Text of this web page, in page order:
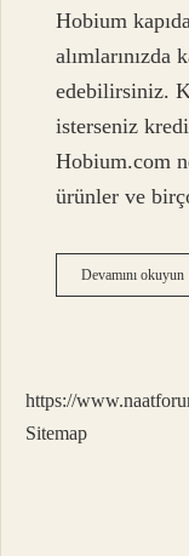
Hobium
alımlarınızda
edebilirsiniz.
isterseniz
Hobium.com
ürünler ve
Devamını okuyun
https://
Sitemap